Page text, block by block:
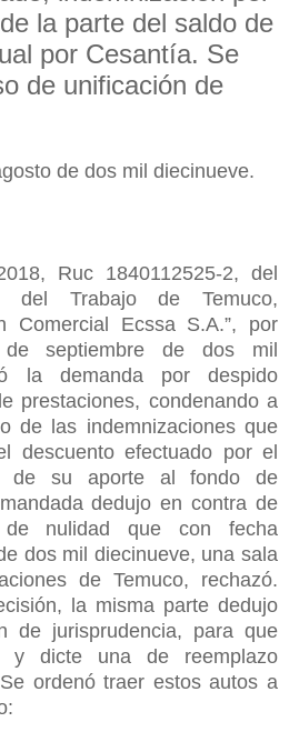
la parte del saldo de
por Cesantía. Se
de unificación de
de dos mil diecinueve.
Ruc 1840112525-2, del
del Trabajo de Temuco,
Comercial Ecssa S.A.”, por
septiembre de dos mil
la demanda por despido
prestaciones, condenando a
de las indemnizaciones que
descuento efectuado por el
de su aporte al fondo de
dedujo en contra de
nulidad que con fecha
dos mil diecinueve, una sala
de Temuco, rechazó.
la misma parte dedujo
de jurisprudencia, para que
y dicte una de reemplazo
ordenó traer estos autos a